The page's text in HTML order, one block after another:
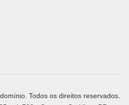
Todos os direitos reservados.